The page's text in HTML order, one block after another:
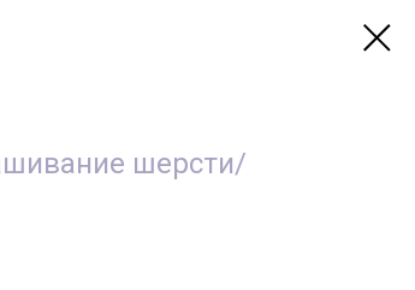
шерсти/